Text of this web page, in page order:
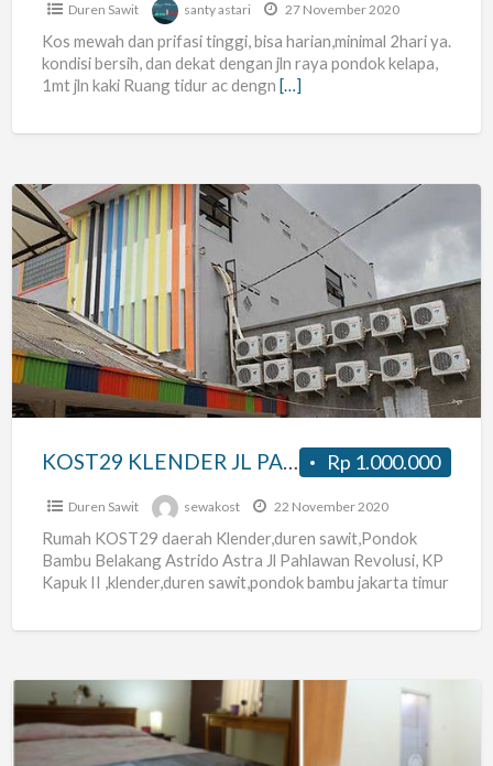
Duren Sawit santy astari 27 November 2020
Kos mewah dan prifasi tinggi, bisa harian,minimal 2hari ya.
kondisi bersih, dan dekat dengan jln raya pondok kelapa,
1mt jln kaki Ruang tidur ac dengn […]
KOST29
KLENDER
JL
PAHLAWAN
REVOLUSI
PONDOK
BAMBU,KLENDER
TIM
dekat
Stasiun
Kereta
Klender
Rp 1.000.000
KOST29 KLENDER JL PAHLAWAN REVOLUSI PONDOK BAMBU,KLENDER JAK-TIM dekat Stasiun Kereta Api Klender
Duren Sawit sewakost 22 November 2020
Rumah KOST29 daerah Klender,duren sawit,Pondok
Bambu Belakang Astrido Astra Jl Pahlawan Revolusi, KP
Kapuk II ,klender,duren sawit,pondok bambu jakarta timur
KOST